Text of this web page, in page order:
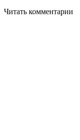
Читать комментарии